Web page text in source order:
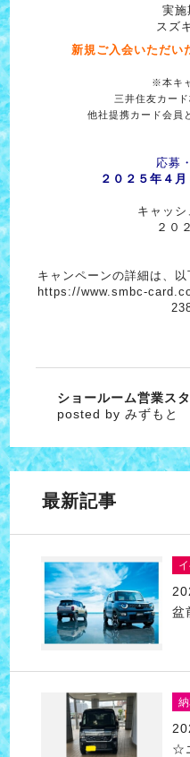
実施
スズ
新規ご入会いただい
※本キ
三井住友カー
他社提携カード会員
応募
２０２５年４
キャッ
２０
キャンペーンの詳細は、
https://www.smbc-
ショールーム営業ス
posted by みずもと
最新記事
盆
☆